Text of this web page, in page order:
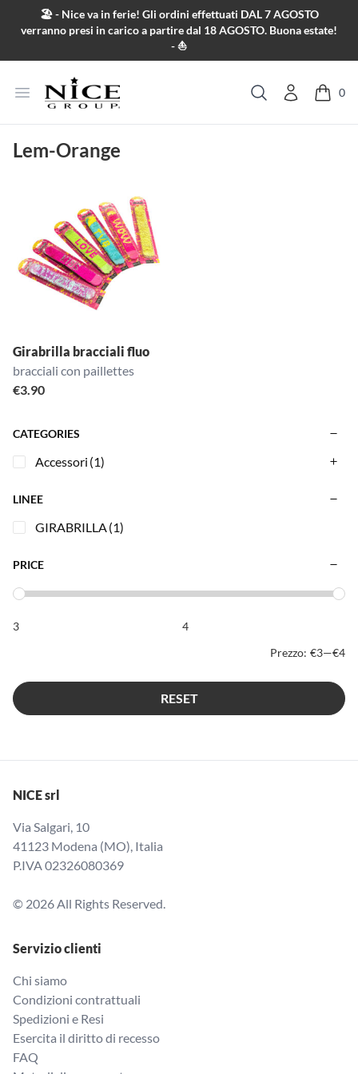
Salta al contenuto
🏖️ - Nice va in ferie! Gli ordini effettuati DAL 7 AGOSTO
verranno presi in carico a partire dal 18 AGOSTO. Buona estate!
- ⛵
Apri menu
Cerca
0
Lem-Orange
Girabrilla bracciali fluo
bracciali con paillettes
€3.90
CATEGORIES
Accessori (1)
LINEE
GIRABRILLA(1)
PRICE
Prezzo: €3—€4
RESET
NICE srl
Via Salgari, 10
41123 Modena (MO), Italia
P.IVA 02326080369
© 2026 All Rights Reserved.
Servizio clienti
Chi siamo
Condizioni contrattuali
Spedizioni e Resi
Esercita il diritto di recesso
FAQ